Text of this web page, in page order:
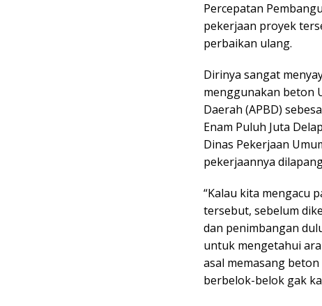
Percepatan
pekerjaan proyek
perbaikan ulang.
Dirinya sangat
menggunakan beton
Daerah (APBD)
Enam Puluh Juta
Dinas Pekerjaan
pekerjaannya
“Kalau kita mengacu
tersebut, sebelum
dan penimbangan
untuk mengetahui
asal memasang
berbelok-belok gak